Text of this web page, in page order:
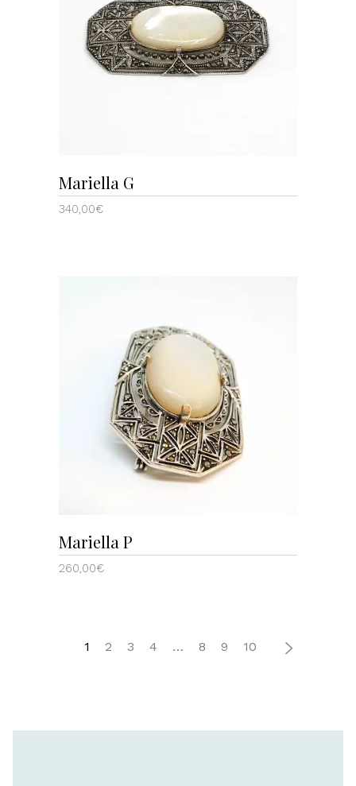
AÑADIR AL CARRITO
Mariella G
340,00€
AÑADIR AL CARRITO
Mariella P
260,00€
1 2 3 4 … 8 9 10